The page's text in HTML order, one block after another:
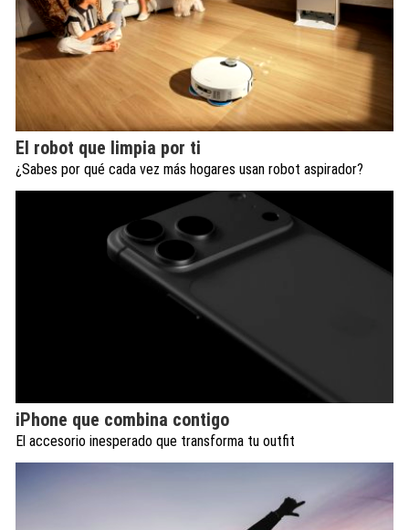
El robot que limpia por ti
¿Sabes por qué cada vez más hogares usan robot aspirador?
iPhone que combina contigo
El accesorio inesperado que transforma tu outfit